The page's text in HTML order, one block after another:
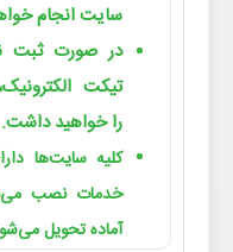
سایت انجام
در صورت ثبت
تیکت
را خواهید داشت.
کلیه سایت‌ها
خدمات نصب
آماده تحویل